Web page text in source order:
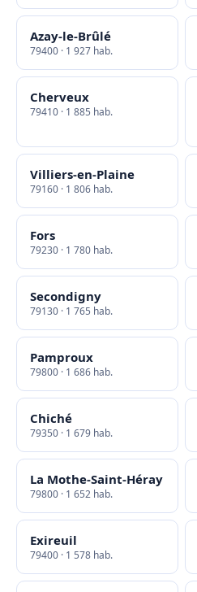
Azay-le-Brûlé
79400 · 1 927 hab.
Cherveux
79410 · 1 885 hab.
Villiers-en-Plaine
79160 · 1 806 hab.
Fors
79230 · 1 780 hab.
Secondigny
79130 · 1 765 hab.
Pamproux
79800 · 1 686 hab.
Chiché
79350 · 1 679 hab.
La Mothe-Saint-Héray
79800 · 1 652 hab.
Exireuil
79400 · 1 578 hab.